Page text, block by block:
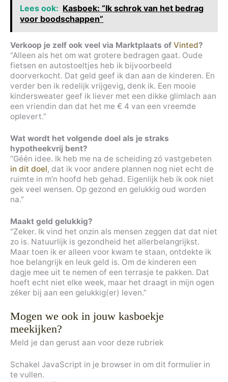
Lees ook: Kasboek: “Ik schrok van het bedrag
voor boodschappen”
Verkoop je zelf ook veel via Marktplaats of Vinted?
“Alleen als het om wat grotere bedragen gaat. Oude
fietsen en autostoeltjes heb ik bijvoorbeeld
doorverkocht. Dat geld geef ik dan aan de kinderen. En
verder ben ik redelijk vrijgevig, denk ik. Een mooie
kindersweater geef ik liever met een dikke glimlach aan
een vriendin dan dat het me € 4 van een vreemde
oplevert.”
Wat wordt het volgende doel als je straks
hypotheekvrij bent?
“Géén idee. Ik heb me na de scheiding zó vastgebeten
in dit doel, dat ik voor andere plannen nog niet echt de
ruimte in m’n hoofd heb gehad. Eigenlijk heb ik ook niet
gek veel wensen. Op gezond en gelukkig oud worden
na.”
Maakt geld gelukkig?
“Zeker. Ik vind het onzin als mensen zeggen dat dat niet
zo is. Natuurlijk is gezondheid het allerbelangrijkst.
Maar toen ik er alleen voor kwam te staan, ontdekte ik
hoe belangrijk en leuk geld is. Om de kinderen een
dagje mee uit te nemen of een terrasje te pakken. Dat
hoeft echt niet elke week, maar het draagt in mijn ogen
zéker bij aan een gelukkig(er) leven.”
Mogen we ook in jouw kasboekje
meekijken?
Meld je dan gerust aan voor deze rubriek
Schakel JavaScript in je browser in om dit formulier in
te vullen.